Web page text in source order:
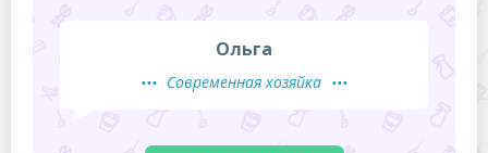
Ольга
Современная хозяйка